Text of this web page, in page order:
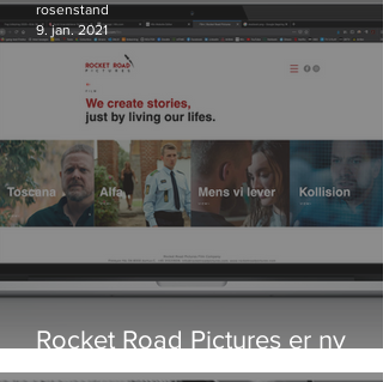
Rocket Road Pictures er ny
kunde i Storyland
rosenstand
9. jan. 2021